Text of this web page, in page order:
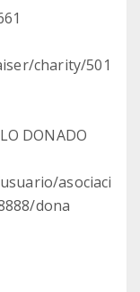
charity/501
DONADO
asociaci
dona